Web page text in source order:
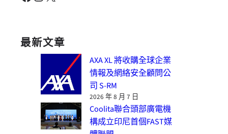
最新文章
AXA XL 將收購全球企業
情報及網絡安全顧問公
司 S-RM
2026 年 8 月 7 日
Coolita聯合頭部廣電機
構成立印尼首個FAST媒